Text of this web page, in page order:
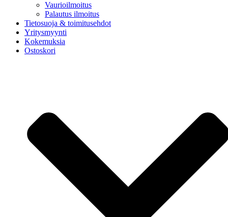
Vaurioilmoitus
Palautus ilmoitus
Tietosuoja & toimitusehdot
Yritysmyynti
Kokemuksia
Ostoskori